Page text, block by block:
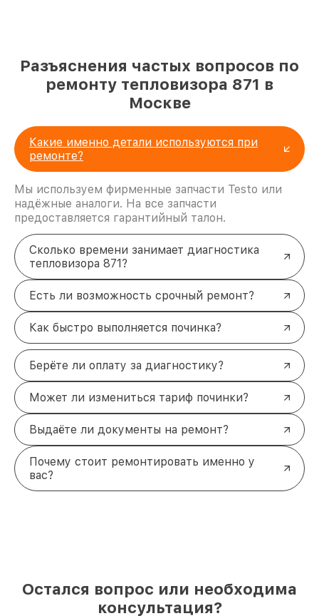
Разъяснения частых вопросов по
ремонту тепловизора 871 в
Москве
Какие именно детали используются при
ремонте?
Мы используем фирменные запчасти Testo или
надёжные аналоги. На все запчасти
предоставляется гарантийный талон.
Сколько времени занимает диагностика
тепловизора 871?
Есть ли возможность срочный ремонт?
Как быстро выполняется починка?
Берёте ли оплату за диагностику?
Может ли измениться тариф починки?
Выдаёте ли документы на ремонт?
Почему стоит ремонтировать именно у
вас?
Остался вопрос или необходима
консультация?